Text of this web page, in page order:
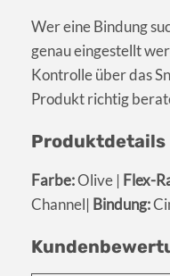
Wer eine Bindung
genau eingestellt
Kontrolle über das
Produkt richtig
Produktdetails
Farbe:Olive | Flex-
Channel| Bindung: